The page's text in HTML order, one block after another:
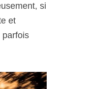
si
et
parfois